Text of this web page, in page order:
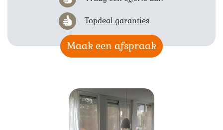
Topdeal garanties
Maak een afspraak